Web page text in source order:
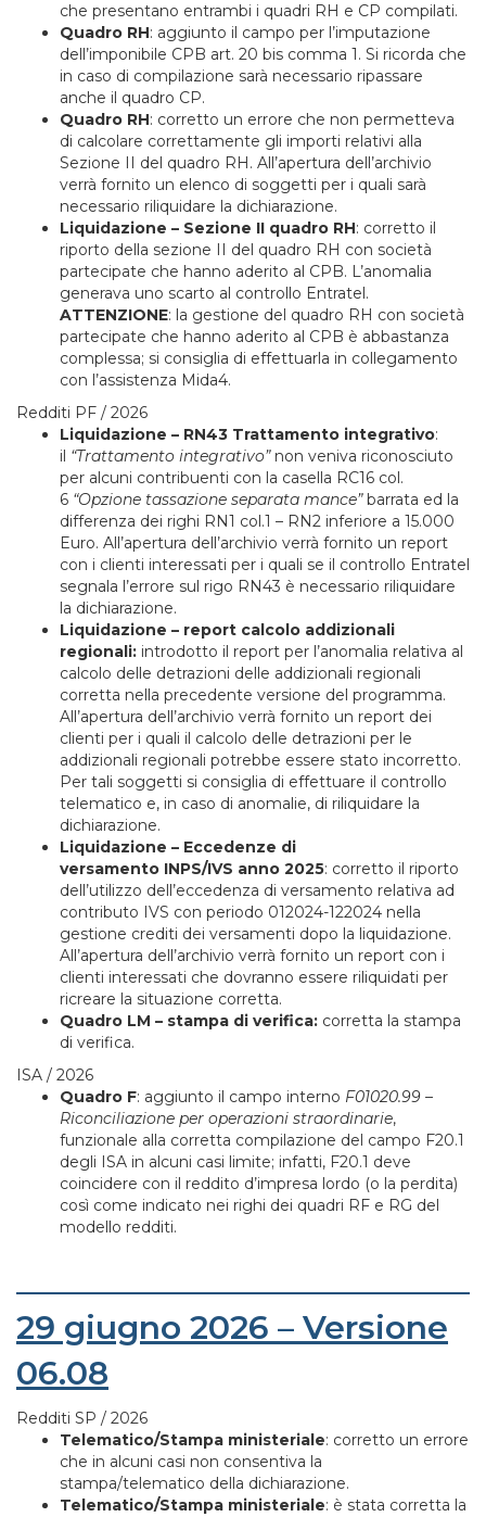
che presentano entrambi i quadri RH e CP compilati.
Quadro RH: aggiunto il campo per l’imputazione
dell’imponibile CPB art. 20 bis comma 1. Si ricorda che
in caso di compilazione sarà necessario ripassare
anche il quadro CP.
Quadro RH: corretto un errore che non permetteva
di calcolare correttamente gli importi relativi alla
Sezione II del quadro RH. All’apertura dell’archivio
verrà fornito un elenco di soggetti per i quali sarà
necessario riliquidare la dichiarazione.
Liquidazione – Sezione II quadro RH: corretto il
riporto della sezione II del quadro RH con società
partecipate che hanno aderito al CPB. L’anomalia
generava uno scarto al controllo Entratel.
ATTENZIONE: la gestione del quadro RH con società
partecipate che hanno aderito al CPB è abbastanza
complessa; si consiglia di effettuarla in collegamento
con l’assistenza Mida4.
Redditi PF / 2026
Liquidazione – RN43 Trattamento integrativo:
il “Trattamento integrativo”non veniva riconosciuto
per alcuni contribuenti con la casella RC16 col.
6 “Opzione tassazione separata mance”barrata ed la
differenza dei righi RN1 col.1 – RN2 inferiore a 15.000
Euro. All’apertura dell’archivio verrà fornito un report
con i clienti interessati per i quali se il controllo Entratel
segnala l’errore sul rigo RN43 è necessario riliquidare
la dichiarazione.
Liquidazione – report calcolo addizionali
regionali: introdotto il report per l’anomalia relativa al
calcolo delle detrazioni delle addizionali regionali
corretta nella precedente versione del programma.
All’apertura dell’archivio verrà fornito un report dei
clienti per i quali il calcolo delle detrazioni per le
addizionali regionali potrebbe essere stato incorretto.
Per tali soggetti si consiglia di effettuare il controllo
telematico e, in caso di anomalie, di riliquidare la
dichiarazione.
Liquidazione – Eccedenze di
versamento INPS/IVS anno 2025: corretto il riporto
dell’utilizzo dell’eccedenza di versamento relativa ad
contributo IVS con periodo 012024-122024 nella
gestione crediti dei versamenti dopo la liquidazione.
All’apertura dell’archivio verrà fornito un report con i
clienti interessati che dovranno essere riliquidati per
ricreare la situazione corretta.
Quadro LM – stampa di verifica: corretta la stampa
di verifica.
ISA / 2026
Quadro F: aggiunto il campo interno F01020.99 –
Riconciliazione per operazioni straordinarie,
funzionale alla corretta compilazione del campo F20.1
degli ISA in alcuni casi limite; infatti, F20.1 deve
coincidere con il reddito d’impresa lordo (o la perdita)
così come indicato nei righi dei quadri RF e RG del
modello redditi.
29 giugno 2026 – Versione
06.08
Redditi SP / 2026
Telematico/Stampa ministeriale: corretto un errore
che in alcuni casi non consentiva la
stampa/telematico della dichiarazione.
Telematico/Stampa ministeriale: è stata corretta la